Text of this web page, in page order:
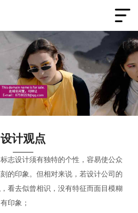
设计观点
志设计须有独特的个性，容易使公众
的印象。但相对来说，若设计公司的
看去似曾相识，没有特征而面目模糊
印象；